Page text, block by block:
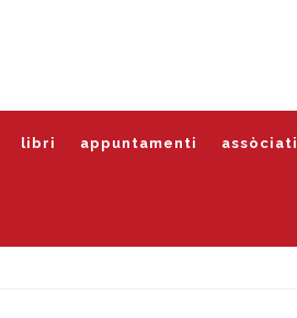
libri appuntamenti assòciati